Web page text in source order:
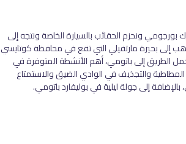
بورجومي ونحزم الحقائب بالسيارة الخاصة ونتجه إلى
إلى بحيرة مارتفيلي التي تقع في محافظة كوتايسي
الطريق إلى باتومي، أهم الأنشطة المتوفرة في
والتجذيف في الوادي الضيق والاستمتاع
إلى جولة ليلية في بوليفارد باتومي.